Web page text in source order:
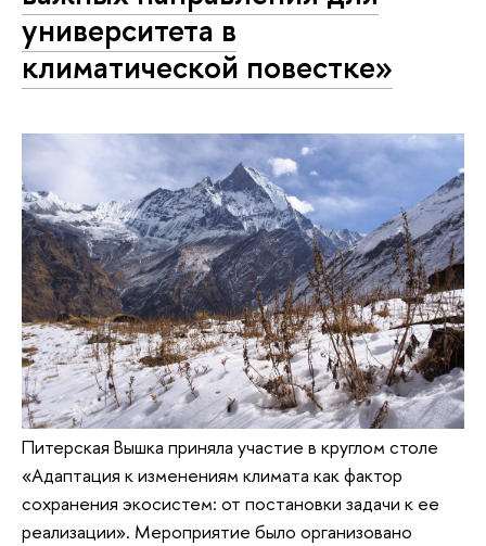
университета в
климатической повестке»
Питерская Вышка приняла участие в круглом столе
«Адаптация к изменениям климата как фактор
сохранения экосистем: от постановки задачи к ее
реализации». Мероприятие было организовано